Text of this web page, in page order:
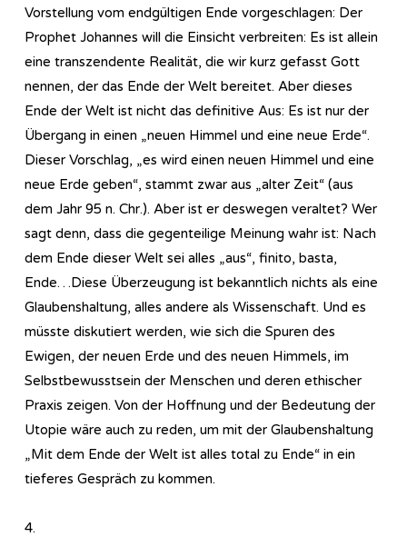
Vorstellung vom endgültigen Ende vorgeschlagen: Der
Prophet Johannes will die Einsicht verbreiten: Es ist allein
eine transzendente Realität, die wir kurz gefasst Gott
nennen, der das Ende der Welt bereitet. Aber dieses
Ende der Welt ist nicht das definitive Aus: Es ist nur der
Übergang in einen „neuen Himmel und eine neue Erde“.
Dieser Vorschlag, „es wird einen neuen Himmel und eine
neue Erde geben“, stammt zwar aus „alter Zeit“ (aus
dem Jahr 95 n. Chr.). Aber ist er deswegen veraltet? Wer
sagt denn, dass die gegenteilige Meinung wahr ist: Nach
dem Ende dieser Welt sei alles „aus“, finito, basta,
Ende…Diese Überzeugung ist bekanntlich nichts als eine
Glaubenshaltung, alles andere als Wissenschaft. Und es
müsste diskutiert werden, wie sich die Spuren des
Ewigen, der neuen Erde und des neuen Himmels, im
Selbstbewusstsein der Menschen und deren ethischer
Praxis zeigen. Von der Hoffnung und der Bedeutung der
Utopie wäre auch zu reden, um mit der Glaubenshaltung
„Mit dem Ende der Welt ist alles total zu Ende“ in ein
tieferes Gespräch zu kommen.
4.